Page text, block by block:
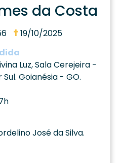
da Costa
19/10/2025
Luz, Sala Cerejeira -
Sul. Goianésia - GO.
José da Silva.